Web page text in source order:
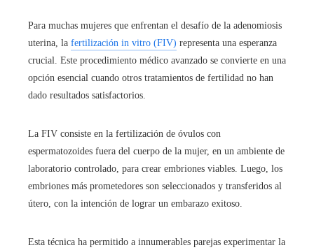
Para muchas mujeres que enfrentan el desafío de la adenomiosis
uterina, la fertilización in vitro (FIV) representa una esperanza
crucial. Este procedimiento médico avanzado se convierte en una
opción esencial cuando otros tratamientos de fertilidad no han
dado resultados satisfactorios.
La FIV consiste en la fertilización de óvulos con
espermatozoides fuera del cuerpo de la mujer, en un ambiente de
laboratorio controlado, para crear embriones viables. Luego, los
embriones más prometedores son seleccionados y transferidos al
útero, con la intención de lograr un embarazo exitoso.
Esta técnica ha permitido a innumerables parejas experimentar la